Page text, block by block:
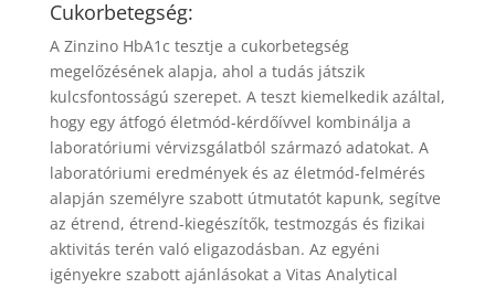
Cukorbetegség:
A Zinzino HbA1c tesztje a cukorbetegség
megelőzésének alapja, ahol a tudás játszik
kulcsfontosságú szerepet. A teszt kiemelkedik azáltal,
hogy egy átfogó életmód-kérdőívvel kombinálja a
laboratóriumi vérvizsgálatból származó adatokat. A
laboratóriumi eredmények és az életmód-felmérés
alapján személyre szabott útmutatót kapunk, segítve
az étrend, étrend-kiegészítők, testmozgás és fizikai
aktivitás terén való eligazodásban. Az egyéni
igényekre szabott ajánlásokat a Vitas Analytical